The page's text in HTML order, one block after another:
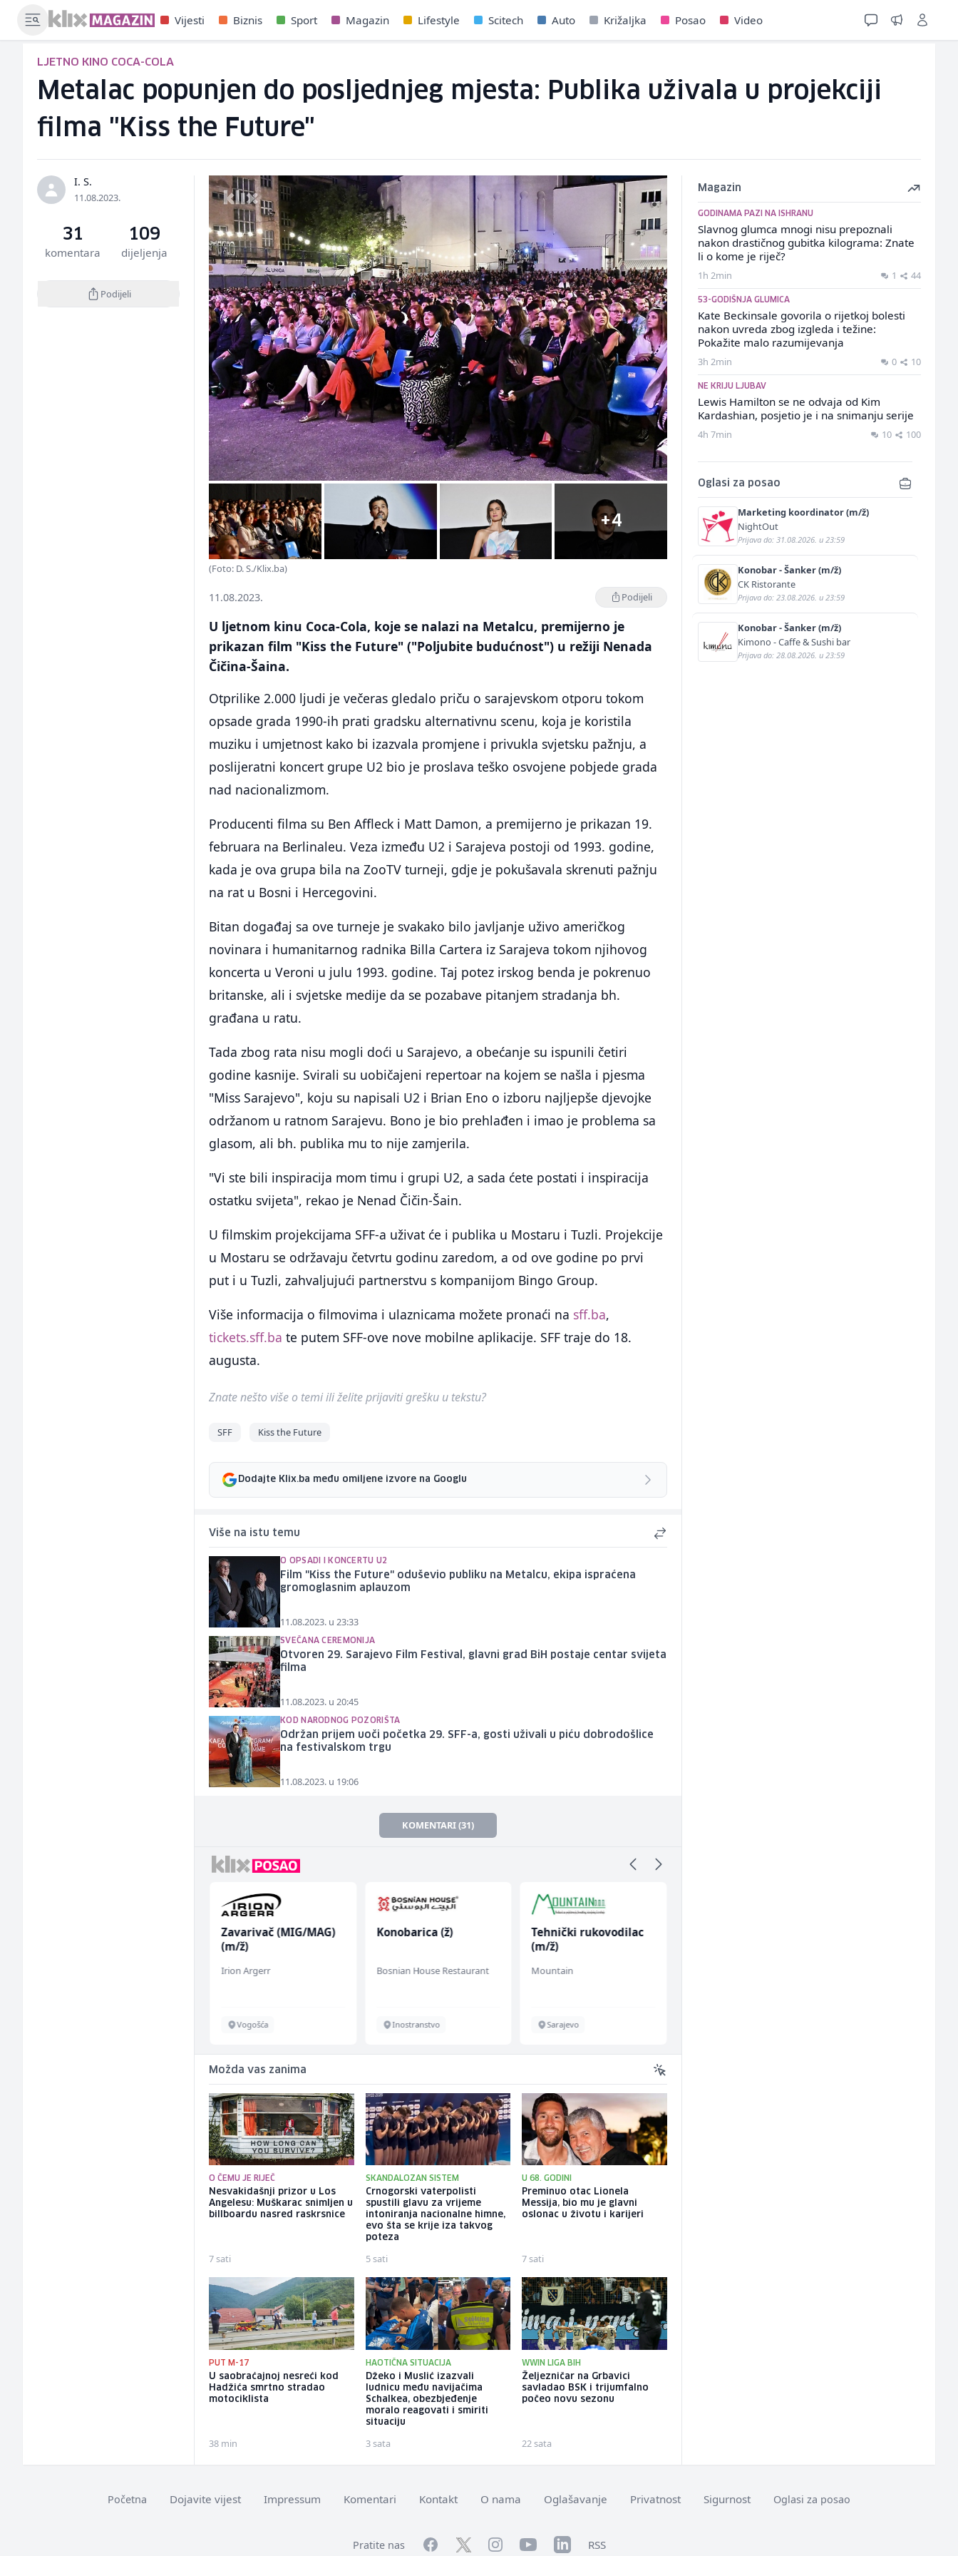
Vijesti Biznis Sport Magazin Lifestyle Scitech Auto Križaljka Posao Video
LJETNO KINO COCA-COLA
Metalac popunjen do posljednjeg mjesta: Publika uživala u projekciji
filma "Kiss the Future"
I. S.
11.08.2023.
31
komentara
109
dijeljenja
Podijeli
+4
(Foto: D. S./Klix.ba)
11.08.2023. Podijeli
U ljetnom kinu Coca-Cola, koje se nalazi na Metalcu, premijerno je
prikazan film "Kiss the Future" ("Poljubite budućnost") u režiji Nenada
Čičina-Šaina.
Otprilike 2.000 ljudi je večeras gledalo priču o sarajevskom otporu tokom
opsade grada 1990-ih prati gradsku alternativnu scenu, koja je koristila
muziku i umjetnost kako bi izazvala promjene i privukla svjetsku pažnju, a
poslijeratni koncert grupe U2 bio je proslava teško osvojene pobjede grada
nad nacionalizmom.
Producenti filma su Ben Affleck i Matt Damon, a premijerno je prikazan 19.
februara na Berlinaleu. Veza između U2 i Sarajeva postoji od 1993. godine,
kada je ova grupa bila na ZooTV turneji, gdje je pokušavala skrenuti pažnju
na rat u Bosni i Hercegovini.
Bitan događaj sa ove turneje je svakako bilo javljanje uživo američkog
novinara i humanitarnog radnika Billa Cartera iz Sarajeva tokom njihovog
koncerta u Veroni u julu 1993. godine. Taj potez irskog benda je pokrenuo
britanske, ali i svjetske medije da se pozabave pitanjem stradanja bh.
građana u ratu.
Tada zbog rata nisu mogli doći u Sarajevo, a obećanje su ispunili četiri
godine kasnije. Svirali su uobičajeni repertoar na kojem se našla i pjesma
"Miss Sarajevo", koju su napisali U2 i Brian Eno o izboru najljepše djevojke
održanom u ratnom Sarajevu. Bono je bio prehlađen i imao je problema sa
glasom, ali bh. publika mu to nije zamjerila.
"Vi ste bili inspiracija mom timu i grupi U2, a sada ćete postati i inspiracija
ostatku svijeta", rekao je Nenad Čičin-Šain.
U filmskim projekcijama SFF-a uživat će i publika u Mostaru i Tuzli. Projekcije
u Mostaru se održavaju četvrtu godinu zaredom, a od ove godine po prvi
put i u Tuzli, zahvaljujući partnerstvu s kompanijom Bingo Group.
Više informacija o filmovima i ulaznicama možete pronaći na sff.ba,
tickets.sff.ba te putem SFF-ove nove mobilne aplikacije. SFF traje do 18.
augusta.
Znate nešto više o temi ili želite prijaviti grešku u tekstu?
SFF Kiss the Future
Dodajte Klix.ba među omiljene izvore na Googlu
Više na istu temu
O OPSADI I KONCERTU U2
Film "Kiss the Future" oduševio publiku na Metalcu, ekipa ispraćena
gromoglasnim aplauzom
11.08.2023. u 23:33
SVEČANA CEREMONIJA
Otvoren 29. Sarajevo Film Festival, glavni grad BiH postaje centar svijeta
filma
11.08.2023. u 20:45
KOD NARODNOG POZORIŠTA
Održan prijem uoči početka 29. SFF-a, gosti uživali u piću dobrodošlice
na festivalskom trgu
11.08.2023. u 19:06
KOMENTARI (31)
Zavarivač (MIG/MAG)
(m/ž)
Irion Argerr
Vogošća
Konobarica (ž)
Bosnian House Restaurant
Inostranstvo
Tehnički rukovodilac
(m/ž)
Mountain
Sarajevo
Možda vas zanima
O ČEMU JE RIJEČ
Nesvakidašnji prizor u Los
Angelesu: Muškarac snimljen u
billboardu nasred raskrsnice
7 sati
SKANDALOZAN SISTEM
Crnogorski vaterpolisti
spustili glavu za vrijeme
intoniranja nacionalne himne,
evo šta se krije iza takvog
poteza
5 sati
U 68. GODINI
Preminuo otac Lionela
Messija, bio mu je glavni
oslonac u životu i karijeri
7 sati
PUT M-17
U saobraćajnoj nesreći kod
Hadžića smrtno stradao
motociklista
38 min
HAOTIČNA SITUACIJA
Džeko i Muslić izazvali
ludnicu među navijačima
Schalkea, obezbjeđenje
moralo reagovati i smiriti
situaciju
3 sata
WWIN LIGA BIH
Željezničar na Grbavici
savladao BSK i trijumfalno
počeo novu sezonu
22 sata
Magazin
GODINAMA PAZI NA ISHRANU
Slavnog glumca mnogi nisu prepoznali
nakon drastičnog gubitka kilograma: Znate
li o kome je riječ?
1h 2min 1 44
53-GODIŠNJA GLUMICA
Kate Beckinsale govorila o rijetkoj bolesti
nakon uvreda zbog izgleda i težine:
Pokažite malo razumijevanja
3h 2min 0 10
NE KRIJU LJUBAV
Lewis Hamilton se ne odvaja od Kim
Kardashian, posjetio je i na snimanju serije
4h 7min 10 100
Oglasi za posao
Marketing koordinator (m/ž)
NightOut
Prijava do: 31.08.2026. u 23:59
Konobar - Šanker (m/ž)
CK Ristorante
Prijava do: 23.08.2026. u 23:59
Konobar - Šanker (m/ž)
Kimono - Caffe & Sushi bar
Prijava do: 28.08.2026. u 23:59
Početna Dojavite vijest Impressum Komentari Kontakt O nama Oglašavanje Privatnost Sigurnost Oglasi za posao
Pratite nas FacebookTwitterInstagramYouTubeLinkedInRSS